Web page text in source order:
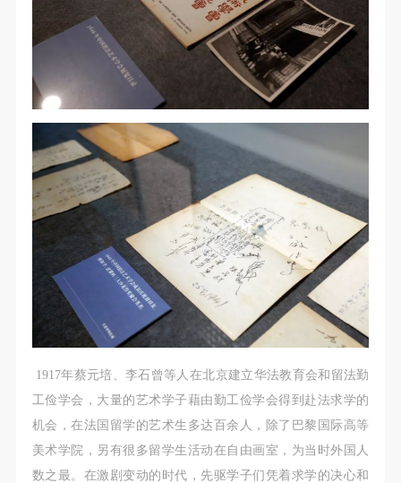
1917年蔡元培、李石曾等人在北京建立华法教育会和留法勤
工俭学会，大量的艺术学子藉由勤工俭学会得到赴法求学的
机会，在法国留学的艺术生多达百余人，除了巴黎国际高等
美术学院，另有很多留学生活动在自由画室，为当时外国人
数之最。在激剧变动的时代，先驱学子们凭着求学的决心和